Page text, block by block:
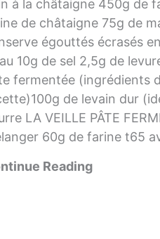
à la châtaigne 450g de
de châtaigne 75g de
égouttés écrasés
10g de sel 2,5g de
fermentée (ingrédients
de levain dur
LA VEILLE PÂTE
60g de farine t65
Reading